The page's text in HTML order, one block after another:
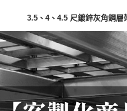
3.5、4、4.5 尺鍍鋅灰角鋼層